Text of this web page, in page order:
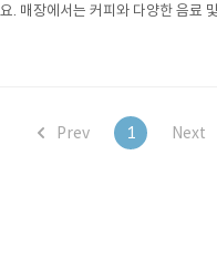
. 매장에서는 커피와 다양한 음료
가는 길에 커다란 태극기를 만날
Prev 1 Next